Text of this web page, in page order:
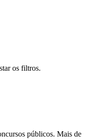
os filtros.
públicos. Mais de